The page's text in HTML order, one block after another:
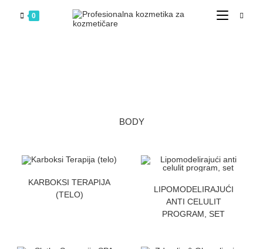
0
BODY
KARBOKSI TERAPIJA
(TELO)
ZATRAZITE CENU
LIPOMODELIRAJUĆI
ANTI CELULIT
PROGRAM, SET